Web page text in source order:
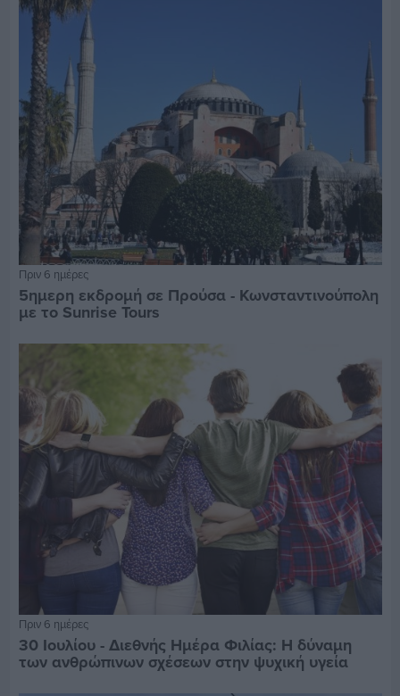
Πριν 6 ημέρες
5ημερη εκδρομή σε Προύσα - Κωνσταντινούπολη
με το Sunrise Tours
Πριν 6 ημέρες
30 Ιουλίου - Διεθνής Ημέρα Φιλίας: Η δύναμη
των ανθρώπινων σχέσεων στην ψυχική υγεία